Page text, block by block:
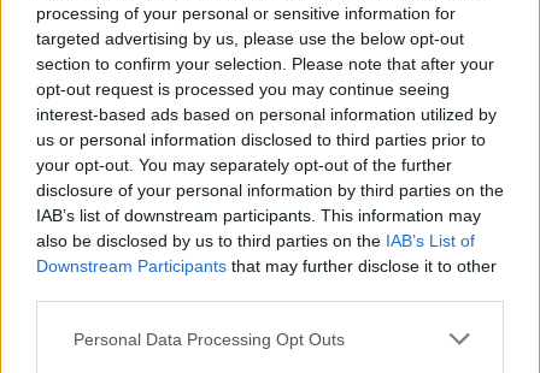
processing of your personal or sensitive information for
targeted advertising by us, please use the below opt-out
section to confirm your selection. Please note that after your
opt-out request is processed you may continue seeing
interest-based ads based on personal information utilized by
us or personal information disclosed to third parties prior to
your opt-out. You may separately opt-out of the further
disclosure of your personal information by third parties on the
IAB’s list of downstream participants. This information may
also be disclosed by us to third parties on the IAB’s List of
Downstream Participants that may further disclose it to other
Personal Data Processing Opt Outs
Πανελλαδικές 2026:
Στην κορυφή των
βαθμολογιών η
Λαρισαία Ιωάννα
Παπακώστα με 19.780
μόρια
26.06.2026
Μία κάρτα για όλες τις
προνοιακές παροχές!
26.06.2026